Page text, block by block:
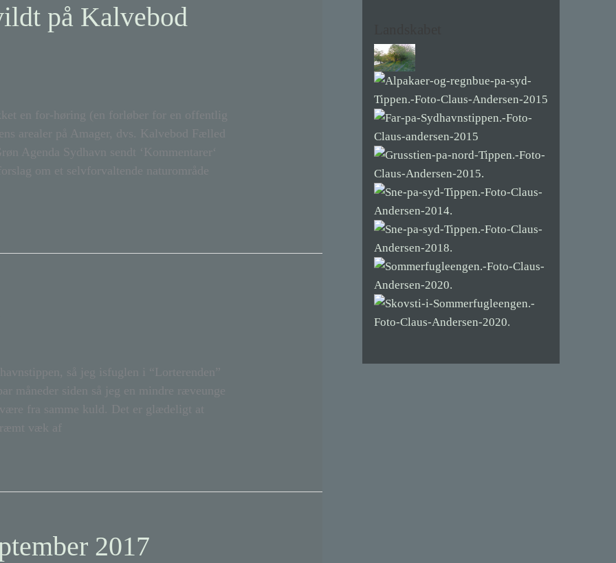
på Kalvebod
en for-høring (en forløber for en offentlig
arealer på Amager, dvs. Kalvebod Fælled
Agenda Sydhavn sendt ‘Kommentarer‘
om et selvforvaltende naturområde
så jeg isfuglen i “Lorterenden”
måneder siden så jeg en mindre ræveunge
fra samme kuld. Det er glædeligt at
væk af
2017